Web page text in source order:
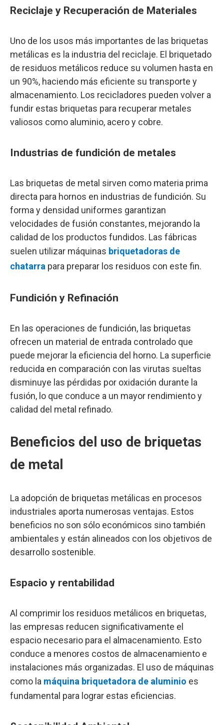
Reciclaje y Recuperación de Materiales
Uno de los usos más importantes de las briquetas
metálicas es la industria del reciclaje. El briquetado
de residuos metálicos reduce su volumen hasta en
un 90%, haciendo más eficiente su transporte y
almacenamiento. Los recicladores pueden volver a
fundir estas briquetas para recuperar metales
valiosos como aluminio, acero y cobre.
Industrias de fundición de metales
Las briquetas de metal sirven como materia prima
directa para hornos en industrias de fundición. Su
forma y densidad uniformes garantizan
velocidades de fusión constantes, mejorando la
calidad de los productos fundidos. Las fábricas
suelen utilizar máquinas briquetadoras de
chatarra para preparar los residuos con este fin.
Fundición y Refinación
En las operaciones de fundición, las briquetas
ofrecen un material de entrada controlado que
puede mejorar la eficiencia del horno. La superficie
reducida en comparación con las virutas sueltas
disminuye las pérdidas por oxidación durante la
fusión, lo que conduce a un mayor rendimiento y
calidad del metal refinado.
Beneficios del uso de briquetas
de metal
La adopción de briquetas metálicas en procesos
industriales aporta numerosas ventajas. Estos
beneficios no son sólo económicos sino también
ambientales y están alineados con los objetivos de
desarrollo sostenible.
Espacio y rentabilidad
Al comprimir los residuos metálicos en briquetas,
las empresas reducen significativamente el
espacio necesario para el almacenamiento. Esto
conduce a menores costos de almacenamiento e
instalaciones más organizadas. El uso de máquinas
como la máquina briquetadora de aluminio es
fundamental para lograr estas eficiencias.